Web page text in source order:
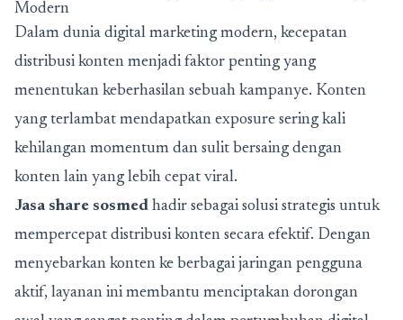
Modern
Dalam dunia digital marketing modern, kecepatan
distribusi konten menjadi faktor penting yang
menentukan keberhasilan sebuah kampanye. Konten
yang terlambat mendapatkan exposure sering kali
kehilangan momentum dan sulit bersaing dengan
konten lain yang lebih cepat viral.
Jasa share sosmed hadir sebagai solusi strategis untuk
mempercepat distribusi konten secara efektif. Dengan
menyebarkan konten ke berbagai jaringan pengguna
aktif, layanan ini membantu menciptakan dorongan